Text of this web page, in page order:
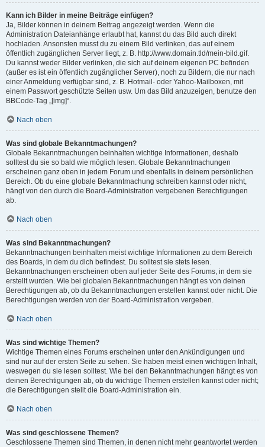
Kann ich Bilder in meine Beiträge einfügen?
Ja, Bilder können in deinem Beitrag angezeigt werden. Wenn die
Administration Dateianhänge erlaubt hat, kannst du das Bild auch direkt
hochladen. Ansonsten musst du zu einem Bild verlinken, das auf einem
öffentlich zugänglichen Server liegt, z. B. http://www.domain.tld/mein-bild.gif.
Du kannst weder Bilder verlinken, die sich auf deinem eigenen PC befinden
(außer es ist ein öffentlich zugänglicher Server), noch zu Bildern, die nur nach
einer Anmeldung verfügbar sind, z. B. Hotmail- oder Yahoo-Mailboxen, mit
einem Passwort geschützte Seiten usw. Um das Bild anzuzeigen, benutze den
BBCode-Tag „[img]“.
Nach oben
Was sind globale Bekanntmachungen?
Globale Bekanntmachungen beinhalten wichtige Informationen, deshalb
solltest du sie so bald wie möglich lesen. Globale Bekanntmachungen
erscheinen ganz oben in jedem Forum und ebenfalls in deinem persönlichen
Bereich. Ob du eine globale Bekanntmachung schreiben kannst oder nicht,
hängt von den durch die Board-Administration vergebenen Berechtigungen
ab.
Nach oben
Was sind Bekanntmachungen?
Bekanntmachungen beinhalten meist wichtige Informationen zu dem Bereich
des Boards, in dem du dich befindest. Du solltest sie stets lesen.
Bekanntmachungen erscheinen oben auf jeder Seite des Forums, in dem sie
erstellt wurden. Wie bei globalen Bekanntmachungen hängt es von deinen
Berechtigungen ab, ob du Bekanntmachungen erstellen kannst oder nicht. Die
Berechtigungen werden von der Board-Administration vergeben.
Nach oben
Was sind wichtige Themen?
Wichtige Themen eines Forums erscheinen unter den Ankündigungen und
sind nur auf der ersten Seite zu sehen. Sie haben meist einen wichtigen Inhalt,
weswegen du sie lesen solltest. Wie bei den Bekanntmachungen hängt es von
deinen Berechtigungen ab, ob du wichtige Themen erstellen kannst oder nicht;
die Berechtigungen stellt die Board-Administration ein.
Nach oben
Was sind geschlossene Themen?
Geschlossene Themen sind Themen, in denen nicht mehr geantwortet werden